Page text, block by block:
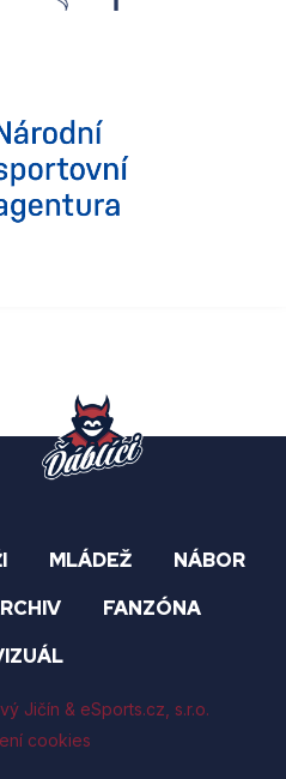
MLÁDEŽ
NÁBOR
FANZÓNA
Jičín & eSports.cz , s.r.o.
cookies